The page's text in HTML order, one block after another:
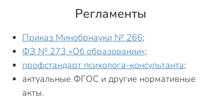
Регламенты
Приказ Минобрнауки № 266;
ФЗ № 273 «Об образовании»;
профстандарт психолога-консультанта;
актуальные ФГОС и другие нормативные
акты.